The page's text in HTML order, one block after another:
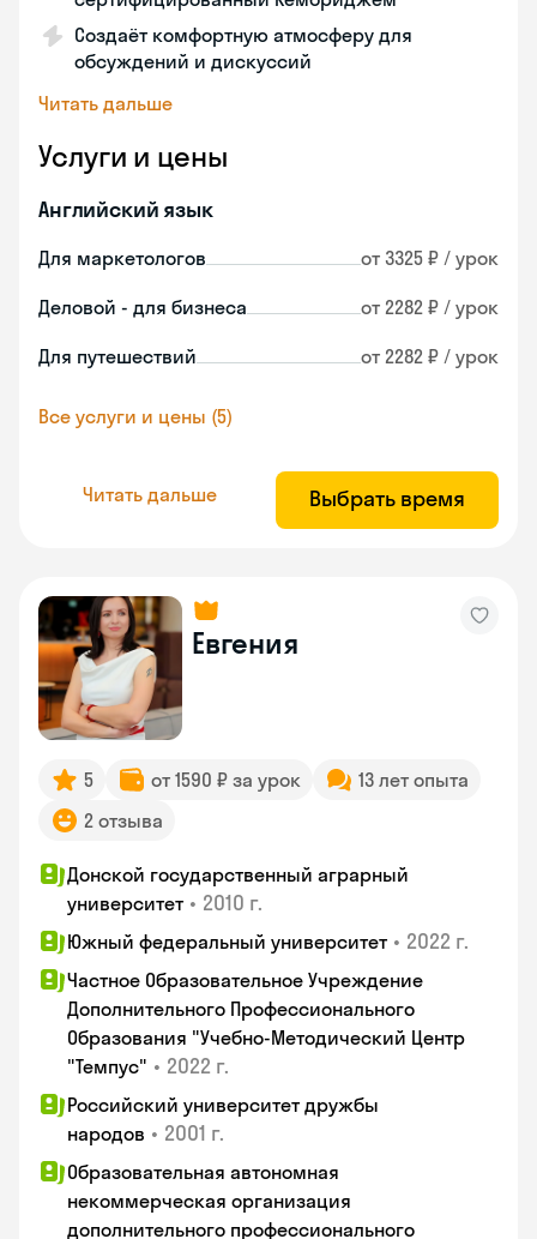
Создаёт комфортную атмосферу для
обсуждений и дискуссий
Читать дальше
Услуги и цены
Английский язык
Для маркетологов от 3325 ₽ / урок
Деловой - для бизнеса от 2282 ₽ / урок
Для путешествий от 2282 ₽ / урок
Все услуги и цены (5)
Читать дальше Выбрать время
Евгения
5 от 1590 ₽ за урок
13 лет опыта
2 отзыва
Донской государственный аграрный
университет • 2010 г.
Южный федеральный университет • 2022 г.
Частное Образовательное Учреждение
Дополнительного Профессионального
Образования "Учебно-Методический Центр
"Темпус" • 2022 г.
Российский университет дружбы
народов • 2001 г.
Образовательная автономная
некоммерческая организация
дополнительного профессионального